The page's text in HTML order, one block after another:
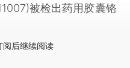
被检出药用胶囊铬
阅后继续阅读